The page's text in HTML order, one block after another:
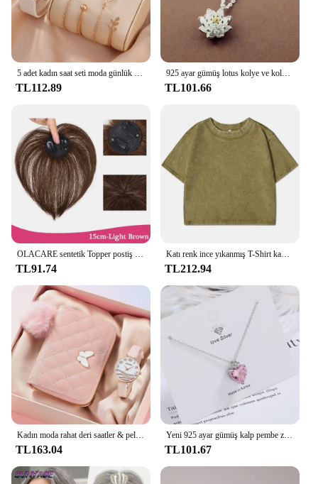
5 adet kadın saat seti moda günlük kuvars saat moda basit bilezik saat seti
TL112.89
925 ayar gümüş lotus kolye ve kolye kadınlar için yüksek kalite ayar-gümüş-takı
TL101.66
OLACARE sentetik Topper postiş yanlış Bang klip-patlama uzatma doğal sahte saçak görünmez Clourse postiş kadınlar için
TL91.74
Katı renk ince yıkanmış T-Shirt kadın moda yumuşak pamuk tişörtlerin rahat spor kısa kollu serin Retro giyim kadın
TL212.94
TL163.04
Yeni 925 ayar gümüş kalp pembe zirkon kadın boyun zincir kolye lüks takı toptan ile sunuyor
TL101.67